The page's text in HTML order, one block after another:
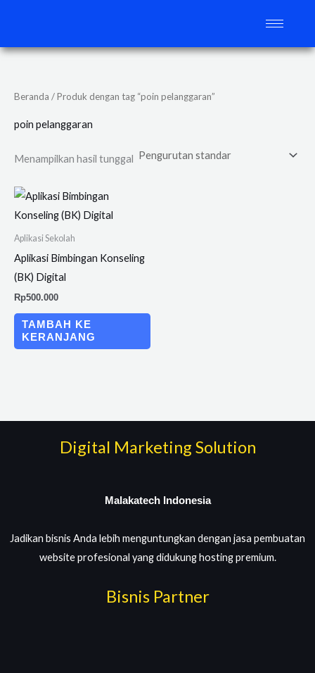
konten
Beranda / Produk dengan tag “poin pelanggaran”
poin pelanggaran
Menampilkan hasil tunggal
Aplikasi Sekolah
Aplikasi Bimbingan Konseling
(BK) Digital
Rp500.000
TAMBAH KE
KERANJANG
Digital Marketing Solution
Malakatech Indonesia
Jadikan bisnis Anda lebih menguntungkan dengan jasa pembuatan
website profesional yang didukung hosting premium.
Bisnis Partner